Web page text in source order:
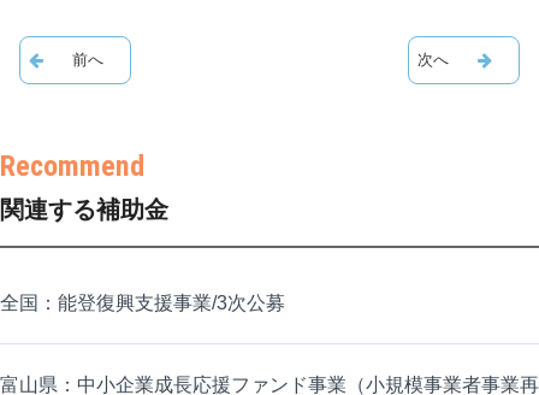
関連する補助金
全国：能登復興支援事業/3次公募
富山県：中小企業成長応援ファンド事業（小規模事業者事業再